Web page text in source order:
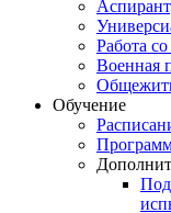
Работа
Военная
Обучение